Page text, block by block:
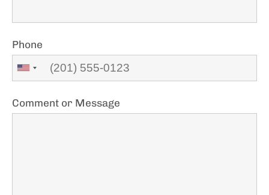
Phone
Comment or Message